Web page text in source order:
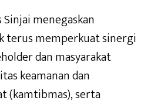
menegaskan
terus memperkuat sinergi
dan masyarakat
keamanan dan
(kamtibmas), serta